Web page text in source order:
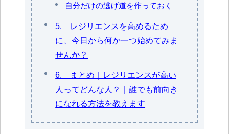
自分だけの逃げ道を作っておく
5. レジリエンスを高めるため
に、今日から何か一つ始めてみま
せんか？
6. まとめ｜レジリエンスが高い
人ってどんな人？｜誰でも前向き
になれる方法を教えます